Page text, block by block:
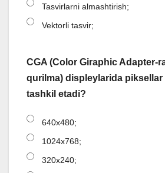
Tasvirlarni almashtirish;
Vektorli tasvir;
CGA (Color Giraphic Adapter-
qurilma) displeylarida
tashkil etadi?
640x480;
1024x768;
320x240;